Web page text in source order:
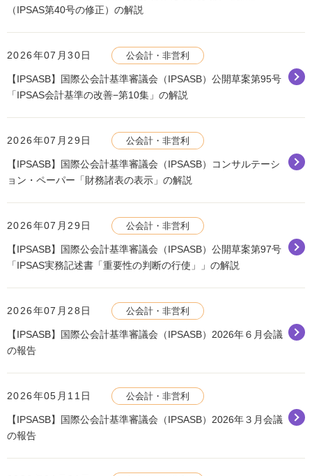
（IPSAS第40号の修正）の解説
2026年07月30日 公会計・非営利
【IPSASB】国際公会計基準審議会（IPSASB）公開草案第95号
「IPSAS会計基準の改善−第10集」の解説
2026年07月29日 公会計・非営利
【IPSASB】国際公会計基準審議会（IPSASB）コンサルテーシ
ョン・ペーパー「財務諸表の表示」の解説
2026年07月29日 公会計・非営利
【IPSASB】国際公会計基準審議会（IPSASB）公開草案第97号
「IPSAS実務記述書「重要性の判断の行使」」の解説
2026年07月28日 公会計・非営利
【IPSASB】国際公会計基準審議会（IPSASB）2026年６月会議
の報告
2026年05月11日 公会計・非営利
【IPSASB】国際公会計基準審議会（IPSASB）2026年３月会議
の報告